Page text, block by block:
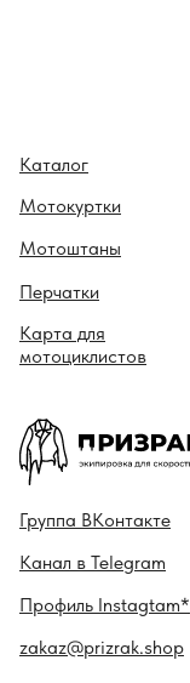
Каталог
Мотокуртки
Мотоштаны
Перчатки
Карта для
мотоциклистов
Канал в Telegram
Профиль Instagtam*
Гру ппа ВКонтакте
zakaz@prizrak.shop